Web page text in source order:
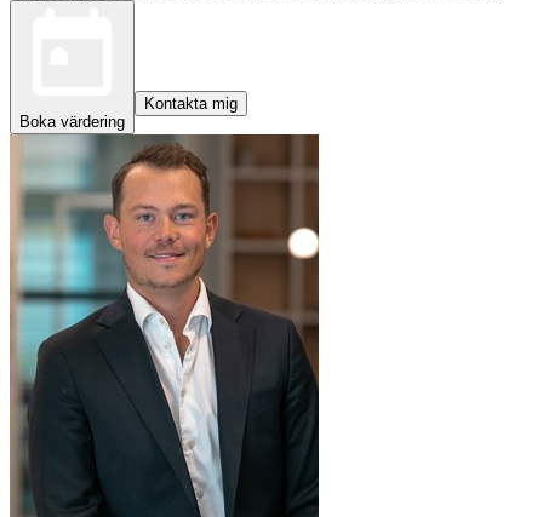
Boka värdering
Kontakta mig